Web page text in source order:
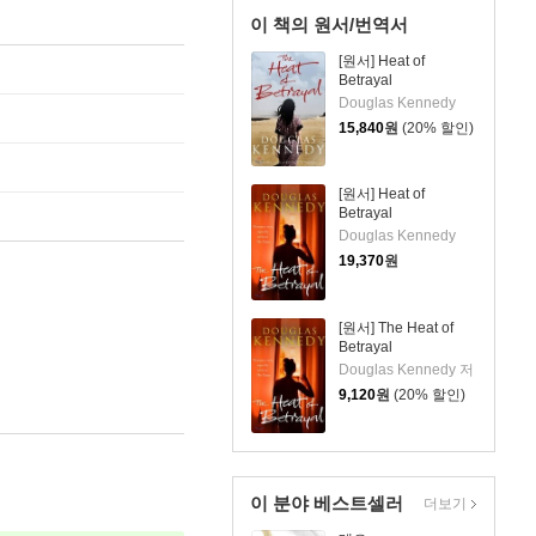
이 책의 원서/번역서
[원서] Heat of
Betrayal
Douglas Kennedy
15,840원 (20% 할인)
[원서] Heat of
Betrayal
Douglas Kennedy
19,370원
[원서] The Heat of
Betrayal
Douglas Kennedy 저
9,120원 (20% 할인)
이 분야 베스트셀러 더보기